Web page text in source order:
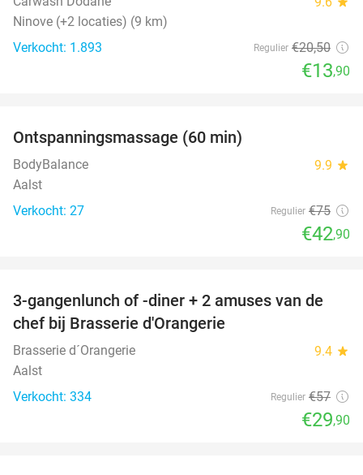
Ninove (+2 locaties) (9 km)
Verkocht: 1.893
Regulier €20,50
€13,90
Ontspanningsmassage (60 min)
BodyBalance 9.9 star
Aalst
Verkocht: 27
Regulier €75
€42,90
48%
3-gangenlunch of -diner + 2 amuses van de
chef bij Brasserie d'Orangerie
Brasserie d´Orangerie 9.4 star
Aalst
Verkocht: 334
Regulier €57
€29,90